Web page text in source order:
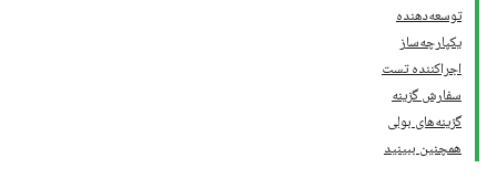
توسعه‌دهنده
یکپارچه‌ساز
اجراکننده تست
سفارش گزینه
گزینه‌های بولی
همچنین ببینید